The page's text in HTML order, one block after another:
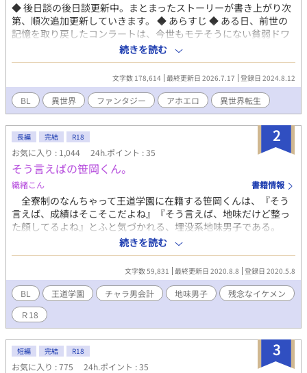
◆ 後日談の後日談更新中。まとまったストーリーが書き上がり次
第、順次追加更新していきます。 ◆ あらすじ ◆ ある日、前世の
記憶を取り戻したコンラートは、今世もモテそうにない貧弱ドワ
ーフであることに絶望する。しかし嘆いていても仕方ない。せっ
かくだから、なけなしの知識チートで無双でもするかな。と思っ
ていた時代が、俺にもありました。なぜクズ野郎にばかりモテる
のか。解せぬ。 ◆ 全編クズ×合法ショタ ◆ コンラート（18）ド
ワーフ細工師、貧弱合法ショタ ◆ ディルク（24）人間族戦斧使
い、ガチムチ残念イケメン ◆ フロル（？）小人族斥候、美ショタ
◆ アールト（約350）エルフ族レンジャー、腹黒麗人 ◆ アイヴァ
ン（17）人間族王太子、ボンクライケメン ◆ バルドゥル（26）
人間族神官、一見善人 （ここではネタバレは記載しておりませ
ん） ◆ 主人公総受け。攻めは全員クズです。モラルはありませ
ん。生温かい目でお楽しみください。 ◆ R18シーンを含む話には
※印を付けてあります。結構な割合で付いてますのでご注意くだ
さい。 ◆ 他サイトにも掲載しています。 ◆ 表紙はトリュフ先生
（X: @trufflechocolat）に描いていただきました。トリュフ先生
ありがとうございます！
続きを読む
文字数 178,614 最終更新日 2026.7.17 登録日 2024.8.12
BL 異世界 ファンタジー アホエロ 異世界転生
2
長編 完結 R18
お気に入り : 1,044 24h.ポイント : 35
そう言えばの笹岡くん。
織緒こん 書籍情報
全寮制のなんちゃって王道学園に在籍する笹岡くんは、『そう
言えば、成績はそこそこだよね』『そう言えば、地味だけど整っ
た顔してるよね』とふと気づかれる、埋没系地味男子である。
チャラ男会計伊集院は、そんな笹岡くんに突然のフォーリンラ
ブ。どこか抜けた笹岡くんを、なんとか振り向かせたい残念イケ
メンである。 妄想を現実にしたい伊集院と、華麗にスルーする
笹岡くんのお話です。 R 18は番外編で→番外編表記を『それか
ら編』に変更いたしました。 ⁂ ⁂ ⁂ ⁂ ⁂ ⁂ ⁂
スマホのメモに残っていた昔の作品のサルベージ。『ヤマト〜』
が進まないので、申し訳なくて⋯⋯。 作中『連れ子同士の兄
弟』を『継兄弟』と表記しています。『継兄弟』の正しい意味は
『異母兄弟』ですが、ニュアンス重視の地方ルールでそのままに
いたします。ご了承くださいませ。
続きを読む
文字数 59,831 最終更新日 2020.8.8 登録日 2020.5.8
BL 王道学園 チャラ男会計 地味男子
残念なイケメン
Ｒ18
3
短編 完結 R18
お気に入り : 775 24h.ポイント : 35